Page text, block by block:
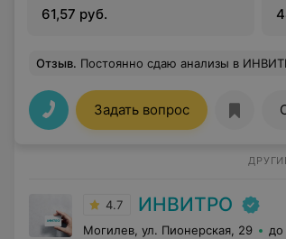
61,57 руб.
Отзыв. Постоянно сдаю анализы в ИНВИТРО. Быстро, безболезненно. Медперсонал отлично выполняет свою
Задать вопрос
4.7 ИНВИТРО
Могилев, ул. Пионерская, 29 до